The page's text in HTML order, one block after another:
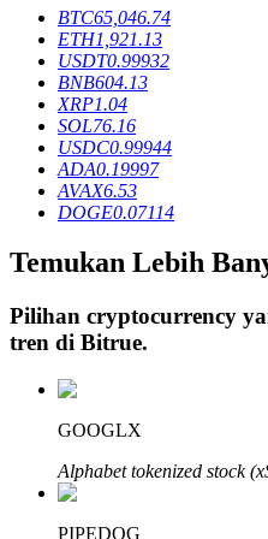
Penguncian BTR
Investasi eksklusif untuk
Layanan pinjaman yang
BTC65,046.74
ETH1,921.13
USDT0.99932
BNB604.13
XRP1.04
SOL76.16
USDC0.99944
ADA0.19997
AVAX6.53
DOGE0.07114
Temukan Lebih
Pilihan cryptocurrency
tren di Bitrue.
GOOGLX
Alphabet tokenized stock
PIPEDOG